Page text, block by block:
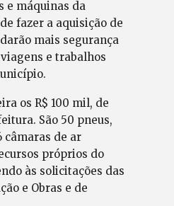
e máquinas da
fazer a aquisição de
mais segurança
e trabalhos
os R$ 100 mil, de
São 50 pneus,
câmaras de ar
próprios do
às solicitações das
e Obras e de